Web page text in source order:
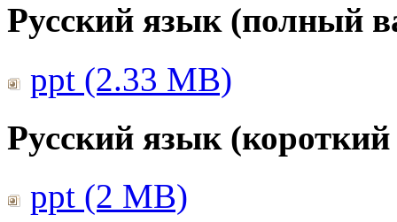
Русский язык (полный
ppt (2.33 MB)
Русский язык
ppt (2 MB)